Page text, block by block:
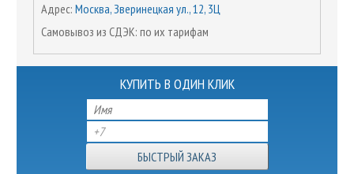
Адрес: Москва, Зверинецкая ул., 12, 3Ц
Самовывоз из СДЭК: по их тарифам
КУПИТЬ В ОДИН КЛИК